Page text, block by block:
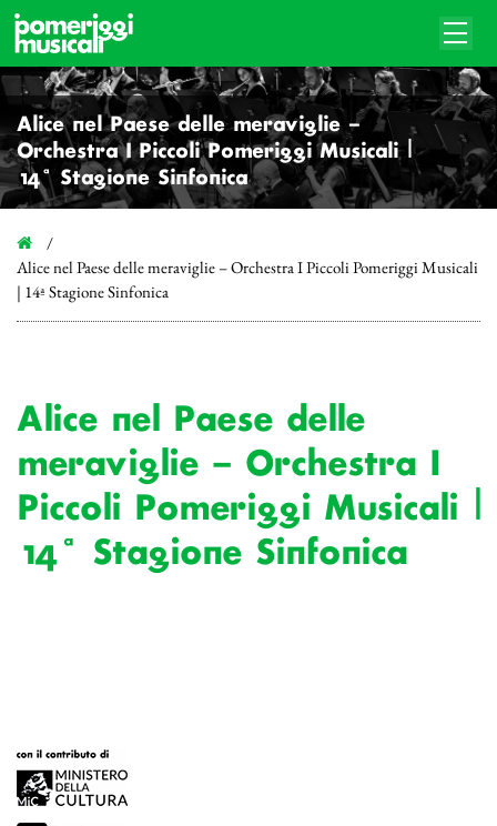
Alice nel Paese delle meraviglie –
Orchestra I Piccoli Pomeriggi Musicali |
14ª Stagione Sinfonica
Alice nel Paese delle meraviglie – Orchestra I Piccoli Pomeriggi Musicali
| 14ª Stagione Sinfonica
Alice nel Paese delle
meraviglie – Orchestra I
Piccoli Pomeriggi Musicali |
14ª Stagione Sinfonica